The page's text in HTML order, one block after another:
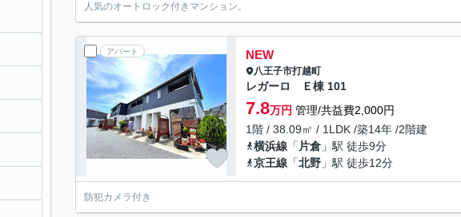
人気のオートロック付きマンション。
アパート NEW
八王子市打越町
レガーロ Ｅ棟 101
7.8万円 管理/共益費2,000円
1階 / 38.09㎡ / 1LDK /築14年 /2階建
横浜線 「 片倉 」駅 徒歩9分
京王線 「北野 」駅 徒歩12分
防犯カメラ付き